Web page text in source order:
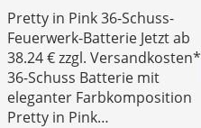
Pretty in Pink 36-Schuss-
Feuerwerk-Batterie Jetzt ab
38.24 € zzgl. Versandkosten*
36-Schuss Batterie mit
eleganter Farbkomposition
Pretty in Pink…